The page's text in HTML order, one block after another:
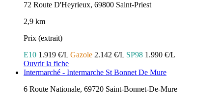
72 Route D'Heyrieux, 69800 Saint-Priest
2,9 km
Prix (extrait)
E10 1.919 €/L Gazole 2.142 €/L SP98 1.990 €/L
Ouvrir la fiche
Intermarché - Intermarche St Bonnet De Mure
6 Route Nationale, 69720 Saint-Bonnet-De-Mure